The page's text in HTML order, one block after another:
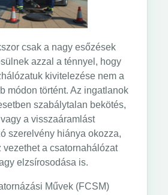
csak a nagy esőzések
azzal a ténnyel, hogy
kivitelezése nem a
módon történt. Az ingatlanok
szabálytalan bekötés,
a visszaáramlást
szerelvény hiánya okozza,
vezethet a csatornahálózat
elzsírosodása is.
Művek (FCSM)